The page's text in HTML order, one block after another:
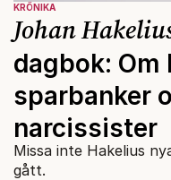
KRÖNIKA
Johan
dagbok: Om
sparbanker
narcissister
Missa inte Hakelius
gått.